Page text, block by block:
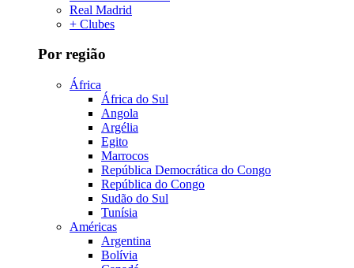
Real Madrid
+ Clubes
Por região
África
África do Sul
Angola
Argélia
Egito
Marrocos
República Democrática do Congo
República do Congo
Sudão do Sul
Tunísia
Américas
Argentina
Bolívia